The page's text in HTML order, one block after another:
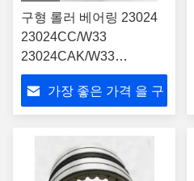
구형 롤러 베어링 23024
23024CC/W33
23024CAK/W33
23024CCK/33+H3024
가장 좋은 가격 을 구